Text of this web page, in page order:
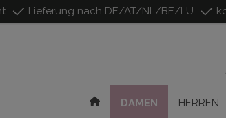
Lieferung nach DE/AT/NL/BE/LU
DAMEN HERREN